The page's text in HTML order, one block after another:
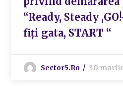
“Ready, Steady
fiți gata, START “
Sector5.ro 30